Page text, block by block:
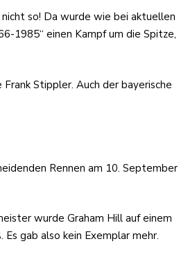
so! Da wurde wie bei aktuellen
1985“ einen Kampf um die Spitze,
Stippler. Auch der bayerische
Rennen am 10. September
wurde Graham Hill auf einem
gab also kein Exemplar mehr.